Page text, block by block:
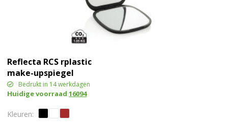
Reflecta RCS rplastic
make-upspiegel
Bedrukt in 14 werkdagen
Huidige voorraad16094